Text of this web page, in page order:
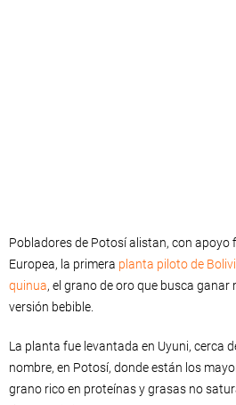
Pobladores de Potosí alistan, con apoyo
Europea, la primera planta piloto de
quinua, el grano de oro que busca ganar
versión bebible.
La planta fue levantada en Uyuni, cerca
nombre, en Potosí, donde están los
grano rico en proteínas y grasas no